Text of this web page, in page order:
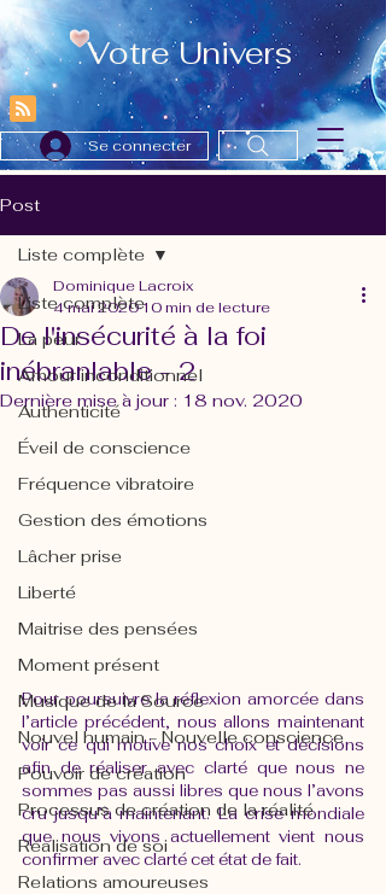
Votre Univers
Se connecter
Post
Liste complète
La peur
Amour inconditionnel
Authenticité
Éveil de conscience
Fréquence vibratoire
Gestion des émotions
Lâcher prise
Liberté
Maitrise des pensées
Moment présent
Musique de la Source
Nouvel humain - Nouvelle conscience
Pouvoir de création
Processus de création de la réalité
Réalisation de soi
Relations amoureuses
Liste complète
De l'insécurité à la foi
inébranlable - 2
Dominique Lacroix
4 mai 202010 min de lecture
Dernière mise à jour : 18 nov. 2020
Pour poursuivre la réflexion amorcée dans
l’article précédent, nous allons maintenant
voir ce qui motive nos choix et décisions
afin de réaliser avec clarté que nous ne
sommes pas aussi libres que nous l’avons
cru jusqu’à maintenant. La crise mondiale
que nous vivons actuellement vient nous
confirmer avec clarté cet état de fait.